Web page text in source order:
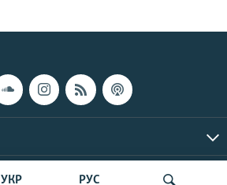
УКР РУС
© Qırım.Aqiqat, 2026 | All Rights Reserved.